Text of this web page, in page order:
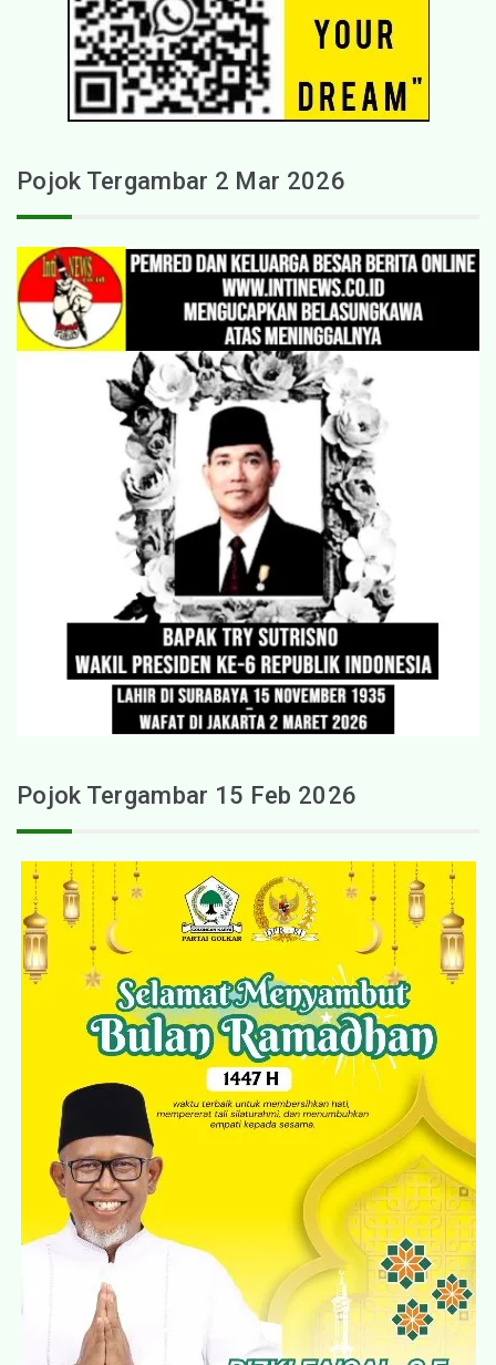
Pojok Tergambar 2 Mar 2026
Pojok Tergambar 15 Feb 2026